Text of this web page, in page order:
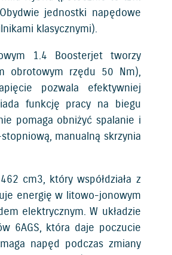
jednostki napędowe
klasycznymi).
1.4 Boosterjet tworzy
obrotowym rzędu 50 Nm),
pozwala efektywniej
funkcję pracy na biegu
pomaga obniżyć spalanie i
manualną skrzynia
cm3, który współdziała z
energię w litowo-jonowym
elektrycznym. W układzie
6AGS, która daje poczucie
napęd podczas zmiany